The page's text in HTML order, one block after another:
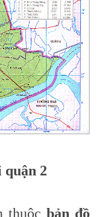
quận 2
thuộc bản đồ